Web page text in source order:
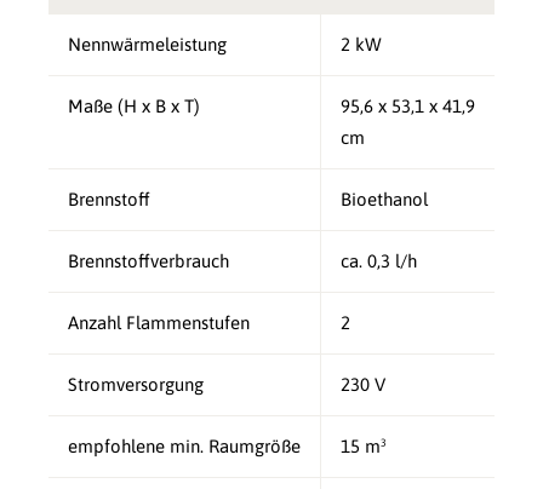
Nennwärmeleistung 2 kW
Maße (H x B x T)
95,6 x 53,1 x 41,9
cm
Brennstoff Bioethanol
Brennstoffverbrauch ca. 0,3 l/h
Anzahl Flammenstufen 2
Stromversorgung 230 V
empfohlene min. Raumgröße 15 m³